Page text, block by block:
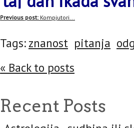
Previous post: Kompjutori...
Tags: znanost pitanja
« Back to posts
Recent Posts